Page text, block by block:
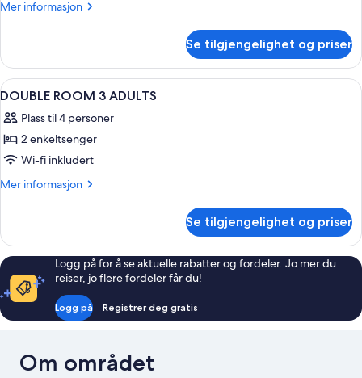
Mer informasjon
Mer
standard
Se tilgjengelighet og priser
Åpne
alle
bildene
av
DOUBLE
ROOM
Skrivebord, blendingsgardiner,
5
DOUBLE ROOM 3 ADULTS
Plass til 4 personer
2 enkeltsenger
Wi-fi inkludert
Mer informasjon
Mer
ROOM
3
ADULTS
Se tilgjengelighet og priser
Logg på for å se aktuelle rabatter og fordeler. Jo mer du
reiser, jo flere fordeler får du!
Logg på Registrer deg gratis
Om området